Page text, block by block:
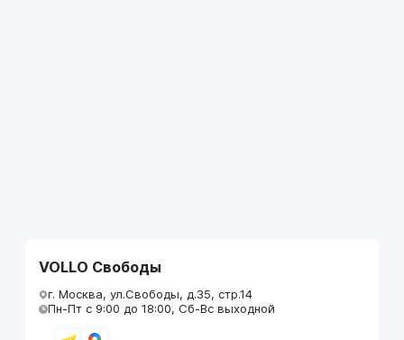
VOLLO Свободы
г. Москва, ул.Свободы, д.35, стр.14
Пн-Пт с 9:00 до 18:00, Сб-Вс выходной